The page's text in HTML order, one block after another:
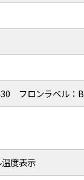
フロンラベル：B
度表示